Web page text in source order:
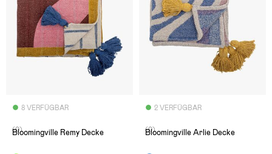
8 VERFÜGBAR
(0)
Bloomingville Remy Decke
2 VERFÜGBAR
(0)
Bloomingville Arlie Decke